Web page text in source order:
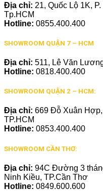
Địa chỉ: 21, Quốc Lộ 1K,
Tp.HCM
Hotline: 0855.400.400
SHOWROOM QUẬN 7 – HCM
Địa chỉ: 511, Lê Văn
Hotline: 0818.400.400
SHOWROOM QUẬN 2 – HCM:
Địa chỉ: 669 Đỗ Xuân
TP.HCM
Hotline: 0853.400.400
SHOWROOM CẦN THƠ:
Địa chỉ: 94C Đường 3
Ninh Kiều, TP.Cần Thơ
Hotline: 0849.600.600